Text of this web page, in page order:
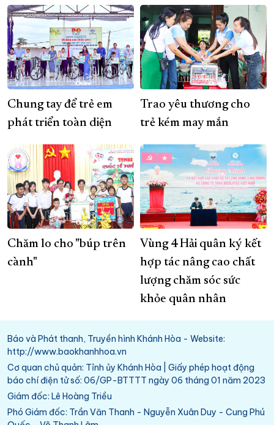
Chung tay để trẻ em
phát triển toàn diện
Trao yêu thương cho
trẻ kém may mắn
Chăm lo cho "búp trên
cành"
Vùng 4 Hải quân ký kết
hợp tác nâng cao chất
lượng chăm sóc sức
khỏe quân nhân
Báo và Phát thanh, Truyền hình Khánh Hòa - Website:
http://www.baokhanhhoa.vn
Cơ quan chủ quản: Tỉnh ủy Khánh Hòa | Giấy phép hoạt động
báo chí điện tử số: 06/GP-BTTTT ngày 06 tháng 01 năm 2023
Giám đốc: Lê Hoàng Triều
Phó Giám đốc: Trần Văn Thanh - Nguyễn Xuân Duy - Cung Phú